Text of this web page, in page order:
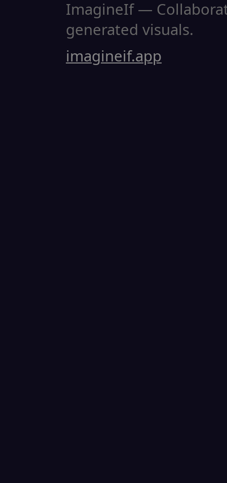
ImagineIf —
generated visuals.
imagineif.app